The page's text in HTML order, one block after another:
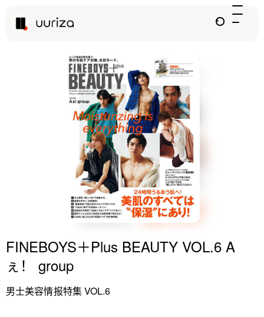
FINEBOYS＋Plus BEAUTY VOL.6 A
ぇ！ group
男士美容情报特集 VOL.6